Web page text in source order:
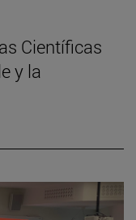
Científicas
y la